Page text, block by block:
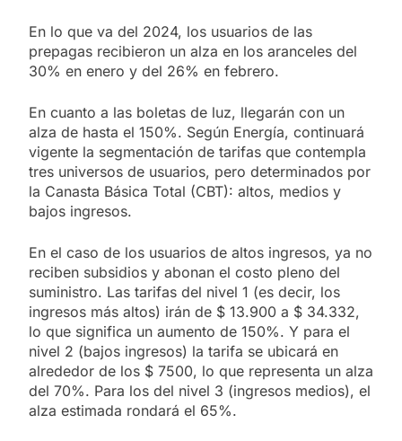
En lo que va del 2024, los usuarios de las
prepagas recibieron un alza en los aranceles del
30% en enero y del 26% en febrero.
En cuanto a las boletas de luz, llegarán con un
alza de hasta el 150%. Según Energía, continuará
vigente la segmentación de tarifas que contempla
tres universos de usuarios, pero determinados por
la Canasta Básica Total (CBT): altos, medios y
bajos ingresos.
En el caso de los usuarios de altos ingresos, ya no
reciben subsidios y abonan el costo pleno del
suministro. Las tarifas del nivel 1 (es decir, los
ingresos más altos) irán de $ 13.900 a $ 34.332,
lo que significa un aumento de 150%. Y para el
nivel 2 (bajos ingresos) la tarifa se ubicará en
alrededor de los $ 7500, lo que representa un alza
del 70%. Para los del nivel 3 (ingresos medios), el
alza estimada rondará el 65%.